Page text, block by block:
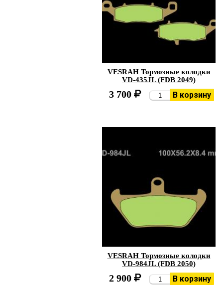
VESRAH Тормозные колодки
VD-435JL (FDB 2049)
3 700 В корзину
VESRAH Тормозные колодки
VD-984JL (FDB 2050)
2 900 В корзину